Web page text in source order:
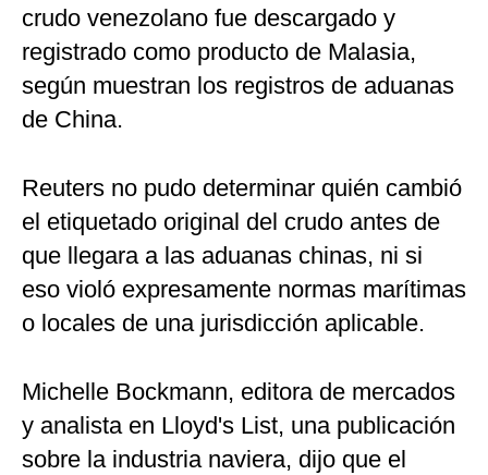
crudo venezolano fue descargado y
registrado como producto de Malasia,
según muestran los registros de aduanas
de China.
Reuters no pudo determinar quién cambió
el etiquetado original del crudo antes de
que llegara a las aduanas chinas, ni si
eso violó expresamente normas marítimas
o locales de una jurisdicción aplicable.
Michelle Bockmann, editora de mercados
y analista en Lloyd's List, una publicación
sobre la industria naviera, dijo que el